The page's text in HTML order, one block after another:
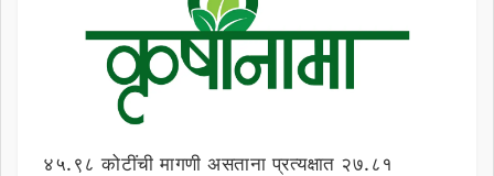
४५.९८ कोटींची मागणी असताना प्रत्यक्षात २७.८१